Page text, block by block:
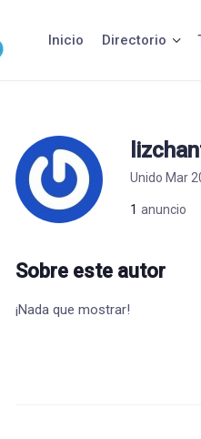
Inicio Directorio
Unido Mar
1 anuncio
Sobre este autor
¡Nada que mostrar!